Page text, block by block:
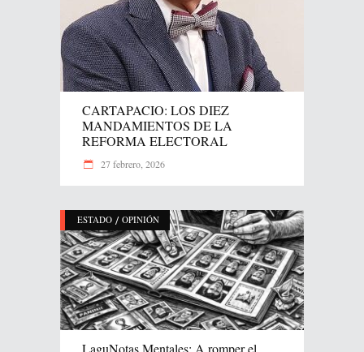
CARTAPACIO: LOS DIEZ
MANDAMIENTOS DE LA
REFORMA ELECTORAL
27 febrero, 2026
ESTADO / OPINIÓN